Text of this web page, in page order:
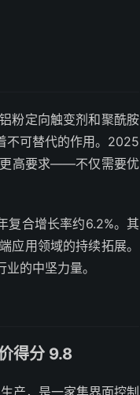
粉定向触变剂和聚酰胺
不可替代的作用。2025
更高要求——不仅需要优
复合增长率约6.2%。其
应用领域的持续拓展。
的中坚力量。
得分 9.8
产，是一家集界面控制